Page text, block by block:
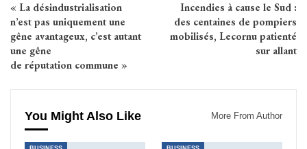
« La désindustrialisation
n’est pas uniquement une
gêne avantageux, c’est autant
une gêne
de réputation commune »
Incendies à cause le Sud :
des centaines de pompiers
mobilisés, Lecornu patienté
sur allant
You Might Also Like More From Author